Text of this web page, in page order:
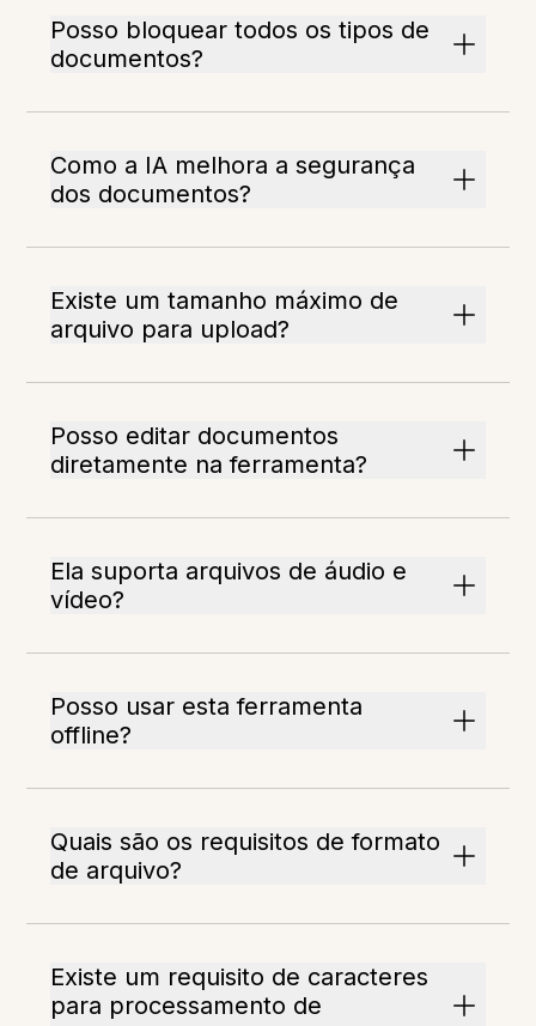
Posso bloquear todos os tipos de
documentos?
Como a IA melhora a segurança
dos documentos?
Existe um tamanho máximo de
arquivo para upload?
Posso editar documentos
diretamente na ferramenta?
Ela suporta arquivos de áudio e
vídeo?
Posso usar esta ferramenta
offline?
Quais são os requisitos de formato
de arquivo?
Existe um requisito de caracteres
para processamento de